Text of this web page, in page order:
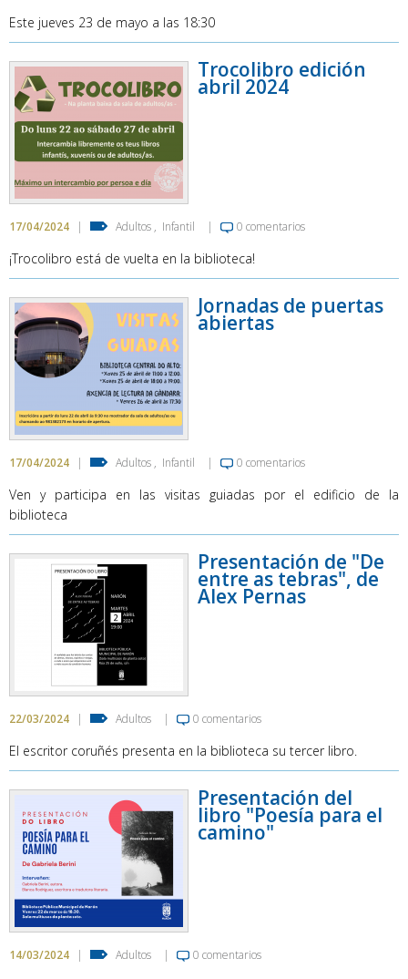
Este jueves 23 de mayo a las 18:30
Trocolibro edición
abril 2024
17/04/2024 | Adultos , Infantil | 0 comentarios
¡Trocolibro está de vuelta en la biblioteca!
Jornadas de puertas
abiertas
17/04/2024 | Adultos , Infantil | 0 comentarios
Ven y participa en las visitas guiadas por el edificio de la
biblioteca
Presentación de "De
entre as tebras", de
Alex Pernas
22/03/2024 | Adultos | 0 comentarios
El escritor coruñés presenta en la biblioteca su tercer libro.
Presentación del
libro "Poesía para el
camino"
14/03/2024 | Adultos | 0 comentarios